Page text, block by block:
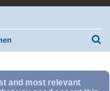
c
and most relevant